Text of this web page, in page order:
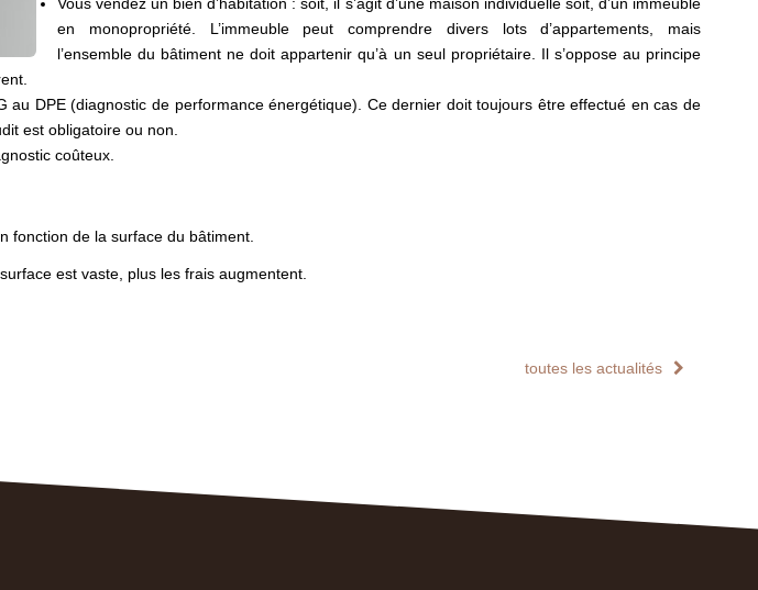
en monopropriété. L’immeuble peut comprendre divers lots d’appartements, mais
l’ensemble du bâtiment ne doit appartenir qu’à un seul propriétaire. Il s’oppose au principe
DPE (diagnostic de performance énergétique). Ce dernier doit toujours être effectué en cas de
est obligatoire ou non.
coûteux.
fonction de la surface du bâtiment.
est vaste, plus les frais augmentent.
toutes les actualités